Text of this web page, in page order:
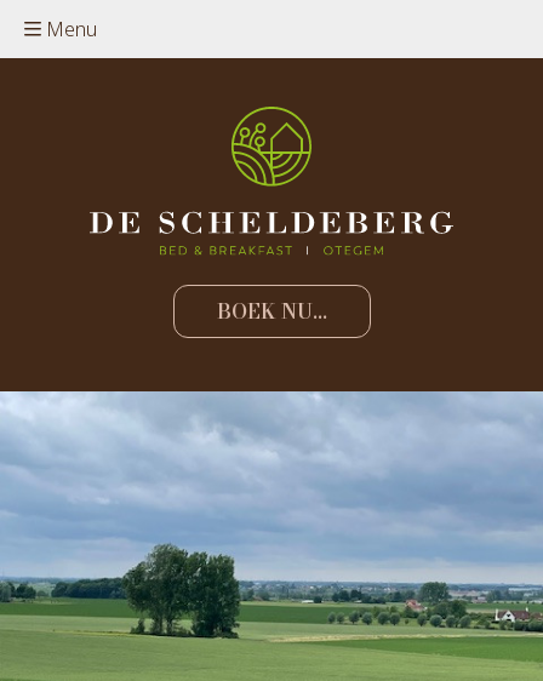
Menu
BOEK NU...